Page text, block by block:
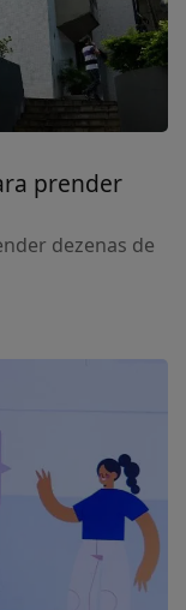
prender
dezenas de